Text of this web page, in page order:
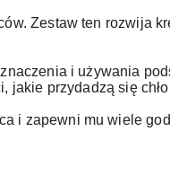
Zestaw ten rozwija
i używania
przydadzą się
i zapewni mu wiele